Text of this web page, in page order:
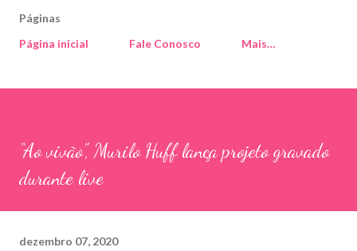
Páginas
Página inicial
Fale Conosco Mais…
“Ao vivão”, Murilo Huff lança projeto gravado
durante live
dezembro 07, 2020